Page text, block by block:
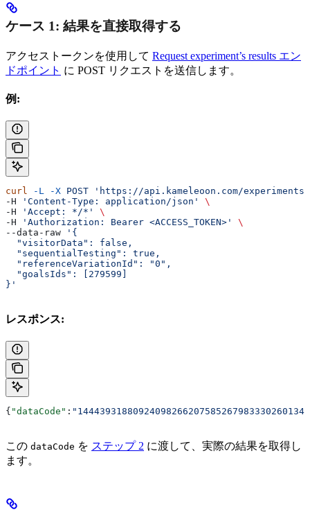
ケース 1: 結果を直接取得する
アクセストークンを使用して Request experiment’s results エン
ドポイント に POST リクエストを送信します。
例:
curl -L -X POST 'https://api.kameleoon.com/
-H
'Content-Type: application/json'
\
-H
'Accept: */*'
\
-H
'Authorization: Bearer <ACCESS_TOKEN>'
\
--data-raw
'{
  "visitorData": false,
  "sequentialTesting": true,
  "referenceVariationId": "0",
  "goalsIds": [279599]
}'
レスポンス:
{ "dataCode" :
この dataCode を ステップ 2 に渡して、実際の結果を取得し
ます。